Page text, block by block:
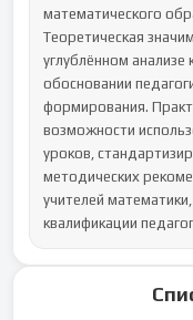
математического
Теоретическая
углублённом
обосновании
формирования.
возможности
уроков,
методических
учителей
квалификации